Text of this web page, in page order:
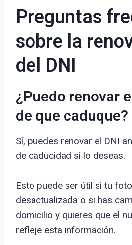
Preguntas
sobre la
del DNI
¿Puedo renovar
de que caduque?
Sí, puedes renovar el DNI
de caducidad si lo deseas.
Esto puede ser útil si tu
desactualizada o si has
domicilio y quieres que el
refleje esta información.